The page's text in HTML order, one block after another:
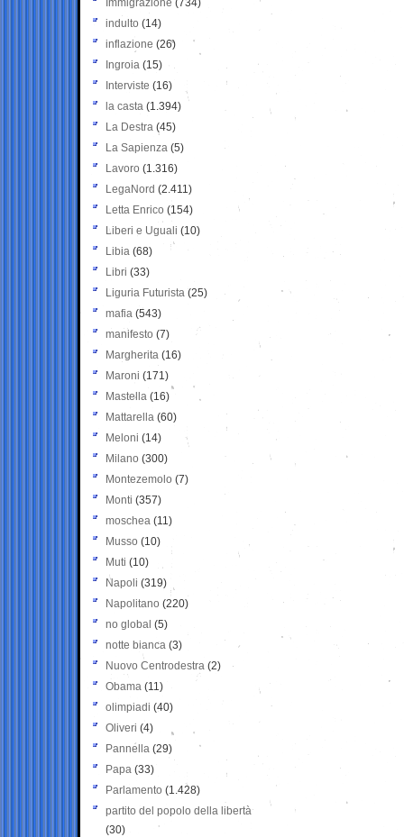
Immigrazione (734)
indulto (14)
inflazione (26)
Ingroia (15)
Interviste (16)
la casta (1.394)
La Destra (45)
La Sapienza (5)
Lavoro (1.316)
LegaNord (2.411)
Letta Enrico (154)
Liberi e Uguali (10)
Libia (68)
Libri (33)
Liguria Futurista (25)
mafia (543)
manifesto (7)
Margherita (16)
Maroni (171)
Mastella (16)
Mattarella (60)
Meloni (14)
Milano (300)
Montezemolo (7)
Monti (357)
moschea (11)
Musso (10)
Muti (10)
Napoli (319)
Napolitano (220)
no global (5)
notte bianca (3)
Nuovo Centrodestra (2)
Obama (11)
olimpiadi (40)
Oliveri (4)
Pannella (29)
Papa (33)
Parlamento (1.428)
partito del popolo della libertà
(30)